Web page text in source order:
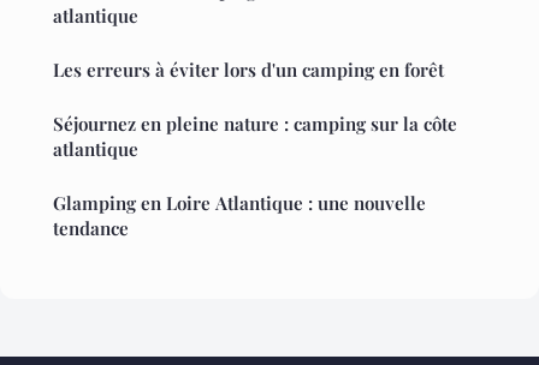
atlantique
Les erreurs à éviter lors d'un camping en forêt
Séjournez en pleine nature : camping sur la côte
atlantique
Glamping en Loire Atlantique : une nouvelle
tendance